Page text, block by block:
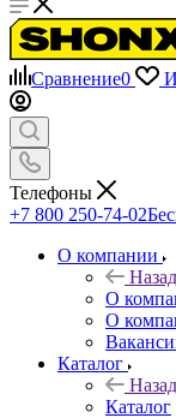
Сравнение0
Телефоны
+7 800 250-74-02
О компании
Назад
О
О
Каталог
Назад
Каталог